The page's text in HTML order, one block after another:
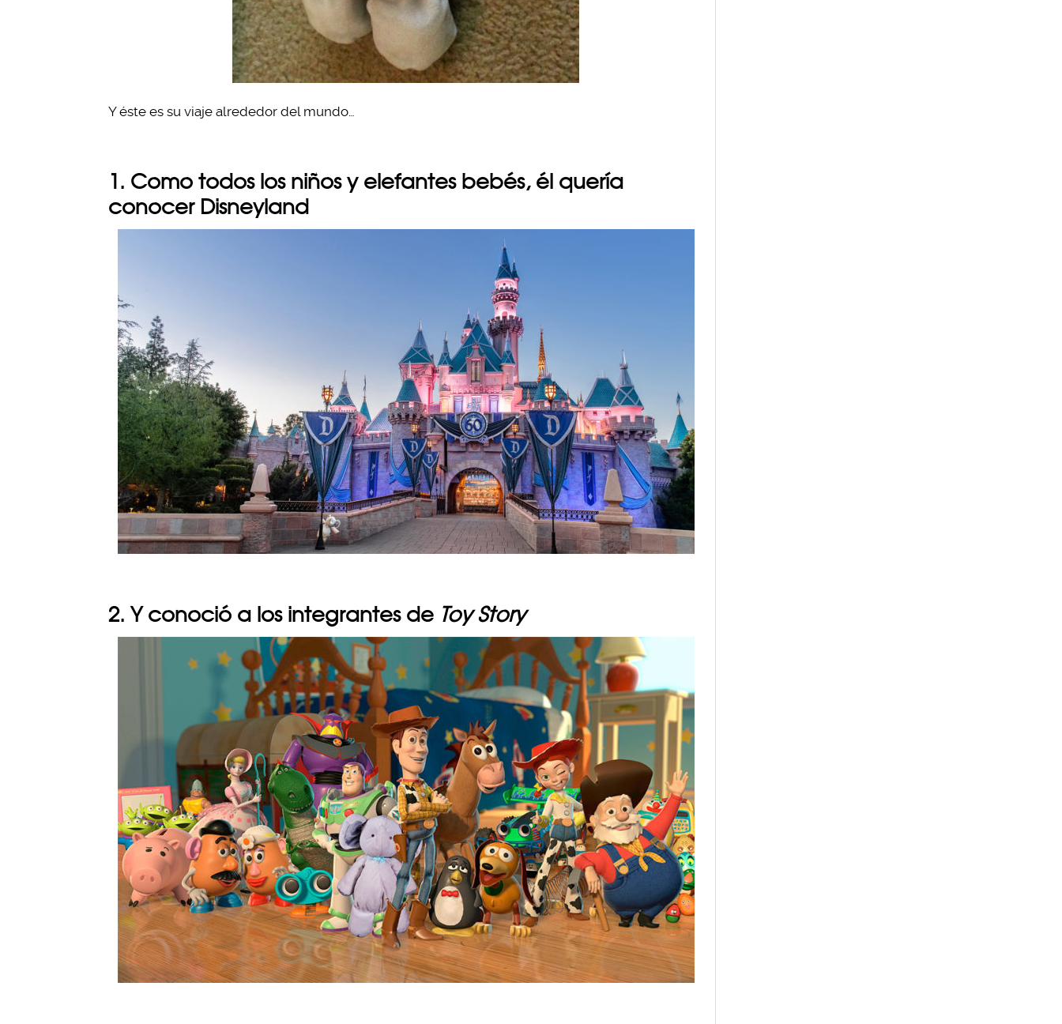
Y éste es su viaje alrededor del mundo…
1. Como todos los niños y elefantes bebés, él quería
conocer Disneyland
2. Y conoció a los integrantes de Toy Story